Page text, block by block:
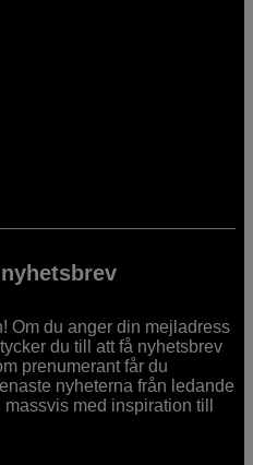
Om du anger din mejladress
du till att få nyhetsbrev
prenumerant får du
nyheterna från ledande
med inspiration till